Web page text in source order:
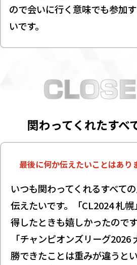
ので会いに行く意味でも参加
いです。
関わってくれたすべ
最後に何か伝えたいことはあり
いつも関わってくれるすべて
伝えたいです。「CL2024 札
得したときも嬉しかったので
「チャンピオンズリーグ2026
勝できたことは重みが違うと